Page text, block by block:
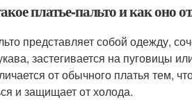
платье-пальто и как оно
представляет собой одежду,
застегивается на пуговицы
от обычного платья тем,
и защищает от холода.